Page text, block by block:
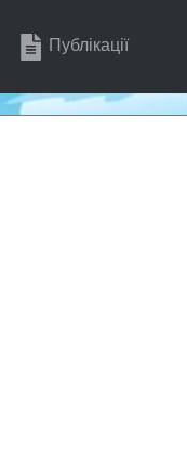
Публікації